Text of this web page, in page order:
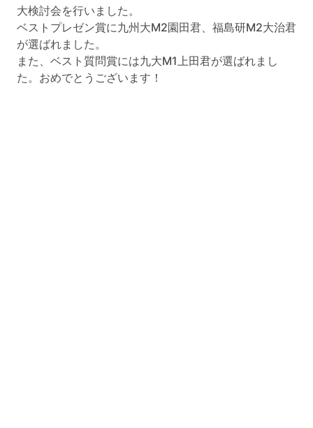
大検討会を行いました。
ベストプレゼン賞に九州大M2園田君、福島研M2大治君
が選ばれました。
また、ベスト質問賞には九大M1上田君が選ばれまし
た。おめでとうございます！